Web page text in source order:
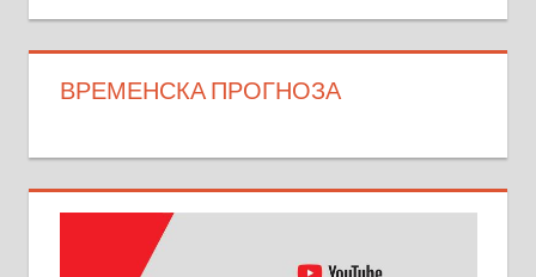
ВРЕМЕНСКА ПРОГНОЗА